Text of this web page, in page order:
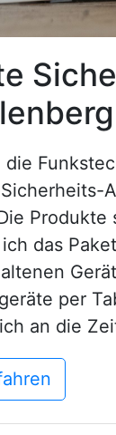
die
Produkte
das
per
an die